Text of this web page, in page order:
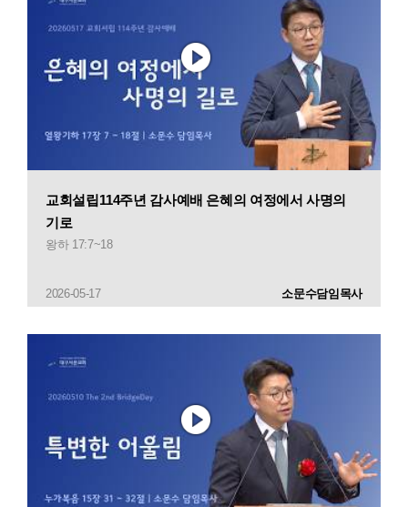
교회설립114주년 감사예배 은혜의 여정에서 사명의
기로
왕하 17:7~18
2026-05-17 소문수담임목사